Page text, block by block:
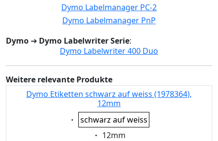
Dymo Labelmanager PC-2
Dymo Labelmanager PnP
Dymo ➔ Dymo Labelwriter Serie:
Dymo Labelwriter 400 Duo
Weitere relevante Produkte
Dymo Etiketten schwarz auf weiss (1978364),
12mm
Eigenschaft:
schwarz auf weiss
Eigenschaft:
12mm